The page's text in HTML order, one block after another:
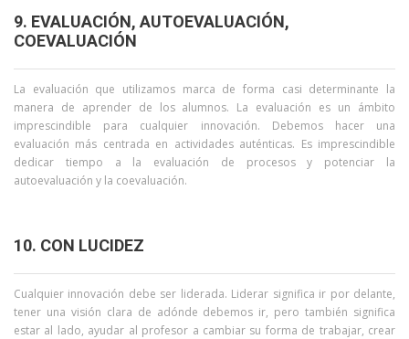
9. EVALUACIÓN, AUTOEVALUACIÓN,
COEVALUACIÓN
La evaluación que utilizamos marca de forma casi determinante la
manera de aprender de los alumnos. La evaluación es un ámbito
imprescindible para cualquier innovación. Debemos hacer una
evaluación más centrada en actividades auténticas. Es imprescindible
dedicar tiempo a la evaluación de procesos y potenciar la
autoevaluación y la coevaluación.
10. CON LUCIDEZ
Cualquier innovación debe ser liderada. Liderar significa ir por delante,
tener una visión clara de adónde debemos ir, pero también significa
estar al lado, ayudar al profesor a cambiar su forma de trabajar, crear